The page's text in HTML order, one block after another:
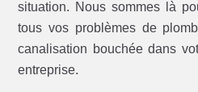
situation. Nous sommes là
tous vos problèmes de
canalisation bouchée dans
entreprise.